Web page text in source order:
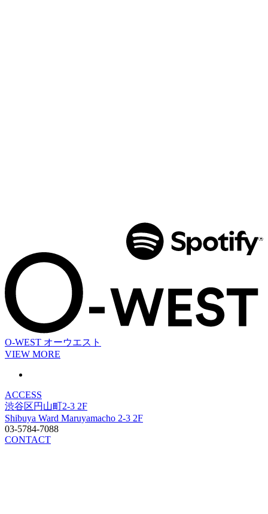
O-WEST オーウエスト
VIEW MORE
ACCESS
渋谷区円山町2-3 2F
Shibuya Ward Maruyamacho 2-3 2F
03-5784-7088
CONTACT